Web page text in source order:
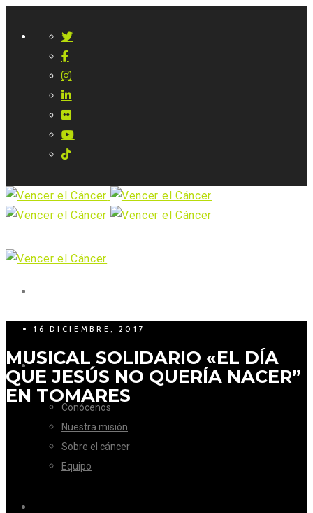
LA FUNDACIÓN
Conócenos
Nuestra misión
Sobre el cáncer
Equipo
16 DICIEMBRE, 2017
MUSICAL SOLIDARIO «EL DÍA
QUE JESÚS NO QUERÍA NACER”
EN TOMARES